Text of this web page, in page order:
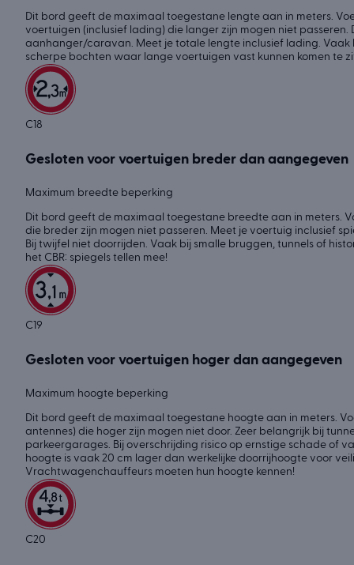
Dit bord geeft de maximaal toegestane lengte aan in meters.
voertuigen (inclusief lading) die langer zijn mogen niet passeren.
aanhanger/caravan. Meet je totale lengte inclusief lading. Vaak
scherpe bochten waar lange voertuigen vast kunnen komen te
C18
Gesloten voor voertuigen breder dan aangegeven
Maximum breedte beperking
Dit bord geeft de maximaal toegestane breedte aan in meters.
die breder zijn mogen niet passeren. Meet je voertuig inclusief
Bij twijfel niet doorrijden. Vaak bij smalle bruggen, tunnels of
het CBR: spiegels tellen mee!
C19
Gesloten voor voertuigen hoger dan aangegeven
Maximum hoogte beperking
Dit bord geeft de maximaal toegestane hoogte aan in meters.
antennes) die hoger zijn mogen niet door. Zeer belangrijk bij
parkeergarages. Bij overschrijding risico op ernstige schade of
hoogte is vaak 20 cm lager dan werkelijke doorrijhoogte voor
Vrachtwagenchauffeurs moeten hun hoogte kennen!
C20